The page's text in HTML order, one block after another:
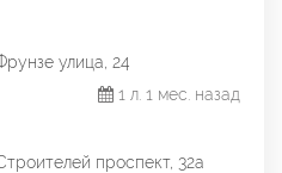
улица, 24
1 л. 1 мес. назад
проспект, 32а